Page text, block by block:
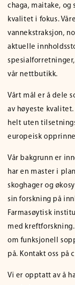
chaga, maitake,
kvalitet i fokus.
vannekstraksjon,
aktuelle
vår nettbutikk.
Vårt mål er å dele
av høyeste
helt uten
europeisk
Vår bakgrunn er
har en master i
skoghager og
sin forskning på
Farmasøytisk
med
om funksjonell
på. Kontakt oss på
Vi er opptatt av å